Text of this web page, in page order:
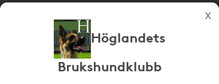
Köp genom denna sida stöttar Höglandets Brukshundklubb
Butiker
Höglandets
Brukshundklubb